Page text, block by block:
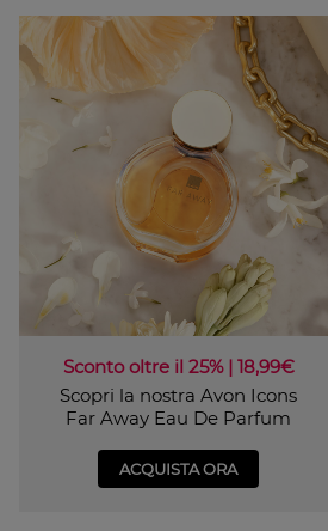
Sconto oltre il 25% | 18,99€
Scopri la nostra Avon Icons
Far Away Eau De Parfum
ACQUISTA ORA